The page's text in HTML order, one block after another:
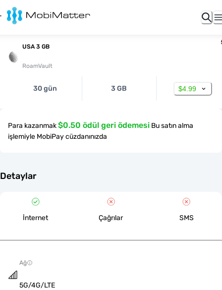
USA 3 GB
RoamVault
30 gün 3 GB $4.99
Para kazanmak$0.50 ödül geri ödemesi Bu satın alma
işlemiyle MobiPay cüzdanınızda
Detaylar
İnternet Çağrılar SMS
Ağ
5G/4G/LTE